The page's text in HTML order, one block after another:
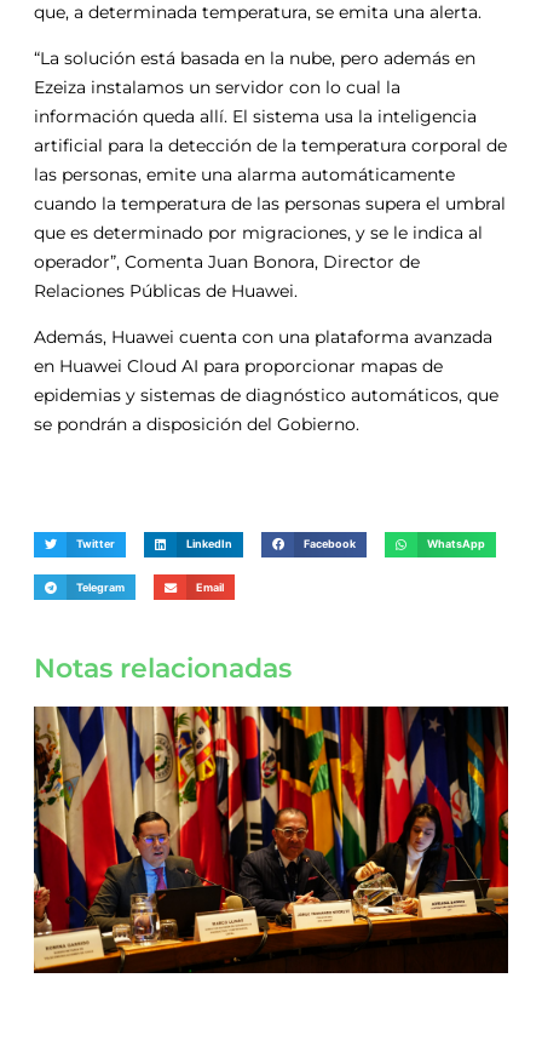
que, a determinada temperatura, se emita una alerta.
“La solución está basada en la nube, pero además en
Ezeiza instalamos un servidor con lo cual la
información queda allí. El sistema usa la inteligencia
artificial para la detección de la temperatura corporal de
las personas, emite una alarma automáticamente
cuando la temperatura de las personas supera el umbral
que es determinado por migraciones, y se le indica al
operador”, Comenta Juan Bonora, Director de
Relaciones Públicas de Huawei.
Además, Huawei cuenta con una plataforma avanzada
en Huawei Cloud AI para proporcionar mapas de
epidemias y sistemas de diagnóstico automáticos, que
se pondrán a disposición del Gobierno.
Twitter LinkedIn Facebook WhatsApp
Telegram Email
Notas relacionadas